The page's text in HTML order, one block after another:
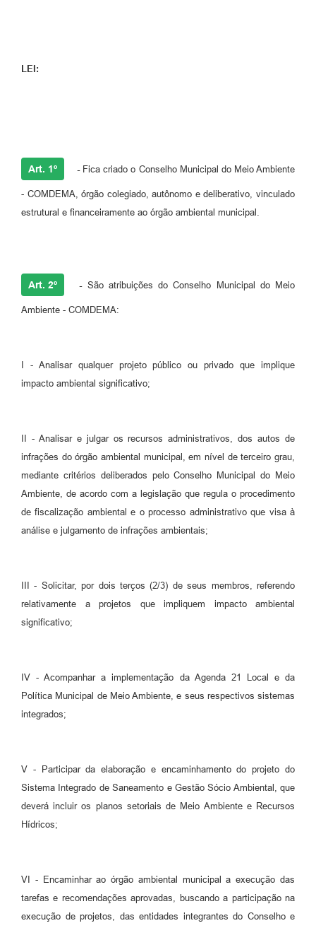
LEI:
Art. 1º -Fica criado o Conselho Municipal do Meio Ambiente
- COMDEMA, órgão colegiado, autônomo e deliberativo, vinculado
estrutural e financeiramente ao órgão ambiental municipal.
Art. 2º -São atribuições do Conselho Municipal do Meio
Ambiente - COMDEMA:
I - Analisar qualquer projeto público ou privado que implique
impacto ambiental significativo;
II - Analisar e julgar os recursos administrativos, dos autos de
infrações do órgão ambiental municipal, em nível de terceiro grau,
mediante critérios deliberados pelo Conselho Municipal do Meio
Ambiente, de acordo com a legislação que regula o procedimento
de fiscalização ambiental e o processo administrativo que visa à
análise e julgamento de infrações ambientais;
III - Solicitar, por dois terços (2/3) de seus membros, referendo
relativamente a projetos que impliquem impacto ambiental
significativo;
IV - Acompanhar a implementação da Agenda 21 Local e da
Política Municipal de Meio Ambiente, e seus respectivos sistemas
integrados;
V - Participar da elaboração e encaminhamento do projeto do
Sistema Integrado de Saneamento e Gestão Sócio Ambiental, que
deverá incluir os planos setoriais de Meio Ambiente e Recursos
Hídricos;
VI - Encaminhar ao órgão ambiental municipal a execução das
tarefas e recomendações aprovadas, buscando a participação na
execução de projetos, das entidades integrantes do Conselho e